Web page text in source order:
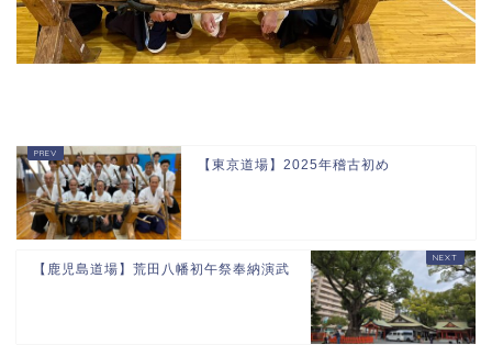
【東京道場】2025年稽古初め
【鹿児島道場】荒田八幡初午祭奉納演武